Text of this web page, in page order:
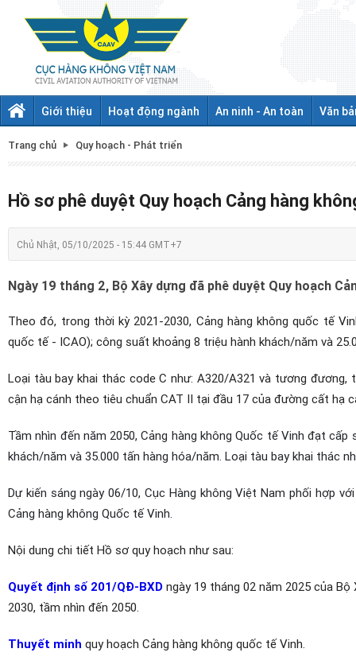
Giới thiệu Hoạt động ngành An ninh - An toàn Văn
Trang chủ Quy hoạch - Phát triển
Hồ sơ phê duyệt Quy hoạch Cảng hàng
Chủ Nhật, 05/10/2025 - 15:44 GMT+7
Ngày 19 tháng 2, Bộ Xây dựng đã phê duyệt Quy hoạch
Theo đó, trong thời kỳ 2021-2030, Cảng hàng không quốc tế
quốc tế - ICAO); công suất khoảng 8 triệu hành khách/năm và
Loại tàu bay khai thác code C như: A320/A321 và tương
cận hạ cánh theo tiêu chuẩn CAT II tại đầu 17 của đường cất hạ
Tầm nhìn đến năm 2050, Cảng hàng không Quốc tế Vinh đạt cấp
khách/năm và 35.000 tấn hàng hóa/năm. Loại tàu bay khai thác
Dự kiến sáng ngày 06/10, Cục Hàng không Việt Nam phối hợp
Cảng hàng không Quốc tế Vinh.
Nội dung chi tiết Hồ sơ quy hoạch như sau:
Quyết định số 201/QĐ-BXD ngày 19 tháng 02 năm 2025 của
2030, tầm nhìn đến 2050.
Thuyết minh quy hoạch Cảng hàng không quốc tế Vinh.